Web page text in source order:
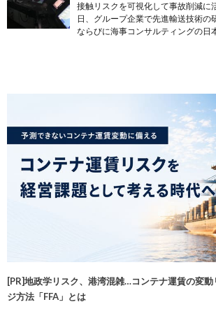
接触リスクを可視化して事故削減に
日、グループ企業で先進輸送技術の
ならびに海事コンサルティングの日
[PR]地政学リスク、港湾混雑…コンテナ運賃の変
ジ方法「FFA」とは